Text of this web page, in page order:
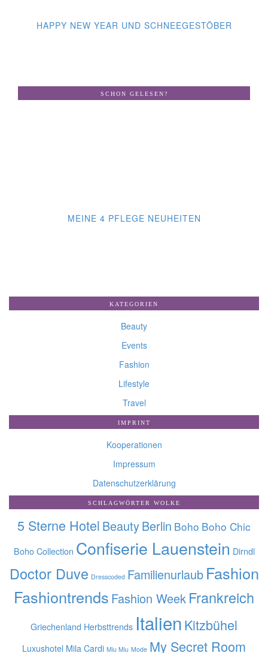
HAPPY NEW YEAR UND SCHNEEGESTÖBER
SCHON GELESEN?
MEINE 4 PFLEGE NEUHEITEN
KATEGORIEN
Beauty
Events
Fashion
Lifestyle
Travel
IMPRINT
Kooperationen
Impressum
Datenschutzerklärung
SCHLAGWÖRTER WOLKE
5 Sterne Hotel BeautyBerlin Boho Boho Chic
Boho Collection Confiserie Lauenstein Dirndl
Doctor Duve Dresscoded Familienurlaub Fashion
Fashiontrends Fashion Week Frankreich
Griechenland Herbsttrends ItalienKitzbühel
Luxushotel Mila Cardi Miu Miu Mode My Secret Room